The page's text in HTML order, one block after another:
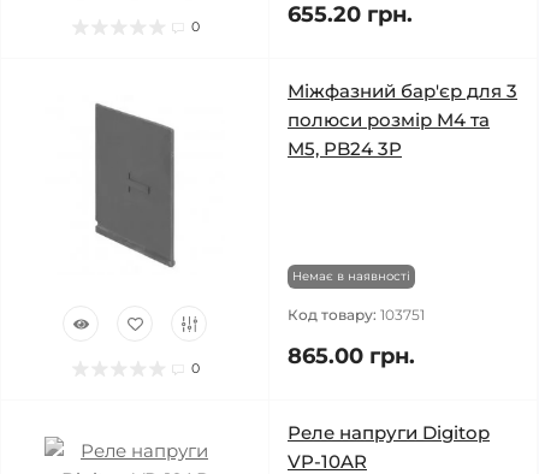
0 655.20 грн.
0
Міжфазний бар'єр для 3
полюси розмір M4 та
M5, PB24 3P
Немає в наявності
Код товару: 103751
865.00 грн.
Реле напруги Digitop
VP-10AR